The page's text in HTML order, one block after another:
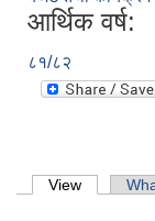
आर्थिक वर्ष:
८१/८२
Primary
View (active